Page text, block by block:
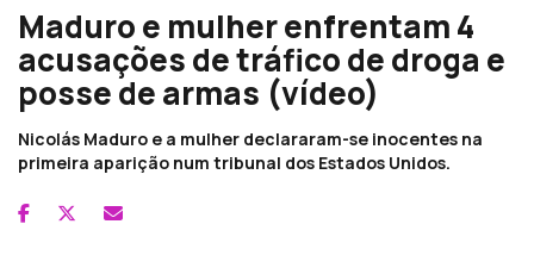
Maduro e mulher enfrentam 4
acusações de tráfico de droga e
posse de armas (vídeo)
Nicolás Maduro e a mulher declararam-se inocentes na
primeira aparição num tribunal dos Estados Unidos.